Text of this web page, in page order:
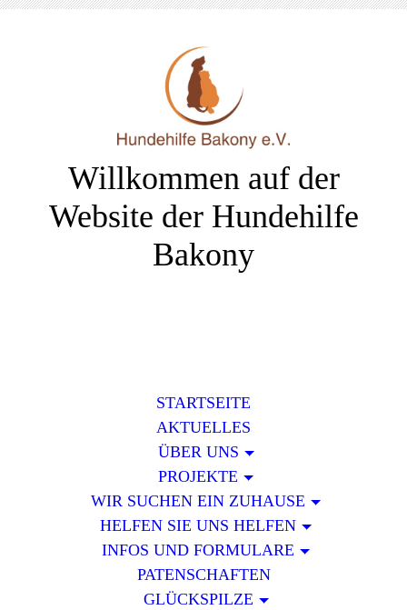
Willkommen auf der
Website der Hundehilfe
Bakony
STARTSEITE
AKTUELLES
ÜBER UNS
PROJEKTE
WIR SUCHEN EIN ZUHAUSE
HELFEN SIE UNS HELFEN
INFOS UND FORMULARE
PATENSCHAFTEN
GLÜCKSPILZE